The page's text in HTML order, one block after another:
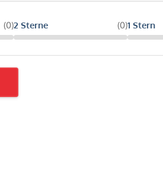
(0)2 Sterne (0)1 Stern